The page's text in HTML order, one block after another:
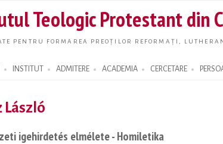
main
content
Teologic Protestant din
PENTRU FORMAREA PREOȚILOR REFORMAȚI,
INSTITUT ADMITERE ACADEMIA CERCETARE
László
igehirdetés elmélete - Homiletika